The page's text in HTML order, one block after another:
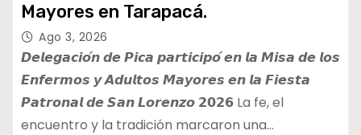
Mayores en Tarapacá.
Ago 3, 2026
𝘿𝙚𝙡𝙚𝙜𝙖𝙘𝙞𝙤́𝙣 𝙙𝙚 𝙋𝙞𝙘𝙖 𝙥𝙖𝙧𝙩𝙞𝙘𝙞𝙥𝙤́ 𝙚𝙣 𝙡𝙖 𝙈𝙞𝙨𝙖 𝙙𝙚 𝙡𝙤𝙨
𝙀𝙣𝙛𝙚𝙧𝙢𝙤𝙨 𝙮 𝘼𝙙𝙪𝙡𝙩𝙤𝙨 𝙈𝙖𝙮𝙤𝙧𝙚𝙨 𝙚𝙣 𝙡𝙖 𝙁𝙞𝙚𝙨𝙩𝙖
𝙋𝙖𝙩𝙧𝙤𝙣𝙖𝙡 𝙙𝙚 𝙎𝙖𝙣 𝙇𝙤𝙧𝙚𝙣𝙯𝙤 𝟮𝟬𝟮𝟲 La fe, el
encuentro y la tradición marcaron una…